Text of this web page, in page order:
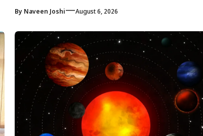
By Naveen Joshi—August 6, 2026